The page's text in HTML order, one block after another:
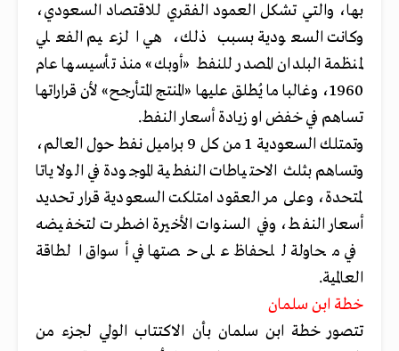
بها، والتي تشكل العمود الفقري للاقتصاد السعودي،
وكانت السعودية بسبب ذلك، هي الزعيم الفعلي
لمنظمة البلدان المصدر للنفط «أوبك» منذ تأسيسها عام
1960، وغالبا ما يُطلق عليها «المنتج المتأرجح» لأن قراراتها
تساهم في خفض او زيادة أسعار النفط.
وتمتلك السعودية 1 من كل 9 براميل نفط حول العالم،
وتساهم بثلث الاحتياطات النفطية الموجودة في الولاياتا
لمتحدة، وعلى مر العقود امتلكت السعودية قرار تحديد
أسعار النفط، وفي السنوات الأخيرة اضطرت لتخفيضه
في محاولة للحفاظ على حصتها في أسواق الطاقة
العالمية.
خطة ابن سلمان
تتصور خطة ابن سلمان بأن الاكتتاب الولي لجزء من